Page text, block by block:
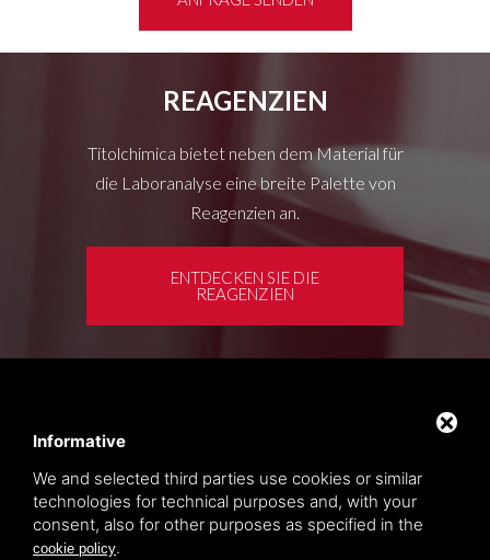
REAGENZIEN
Titolchimica bietet neben dem Material für
die Laboranalyse eine breite Palette von
Reagenzien an.
ENTDECKEN SIE DIE
REAGENZIEN
Informative
We and selected third parties use cookies or similar
technologies for technical purposes and, with your
consent, also for other purposes as specified in the
cookie policy.
Privacy policy
TITOLCHIMICA SPA - VIA DELL'ARTIGIANATO, 2
(MACROAREA) 45030 VILLAMARZANA (RO) ITALY,